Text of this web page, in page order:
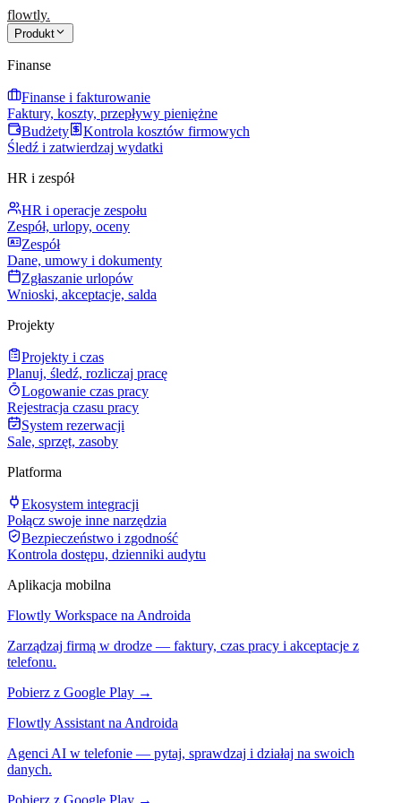
flowtly.
Produkt
Finanse
Finanse i fakturowanie
Faktury, koszty, przepływy pieniężne
Budżety
Kontrola kosztów firmowych
Śledź i zatwierdzaj wydatki
HR i zespół
HR i operacje zespołu
Zespół, urlopy, oceny
Zespół
Dane, umowy i dokumenty
Zgłaszanie urlopów
Wnioski, akceptacje, salda
Projekty
Projekty i czas
Planuj, śledź, rozliczaj pracę
Logowanie czas pracy
Rejestracja czasu pracy
System rezerwacji
Sale, sprzęt, zasoby
Platforma
Ekosystem integracji
Połącz swoje inne narzędzia
Bezpieczeństwo i zgodność
Kontrola dostępu, dzienniki audytu
Aplikacja mobilna
Flowtly Workspace na Androida
Zarządzaj firmą w drodze — faktury, czas pracy i akceptacje z
telefonu.
Pobierz z Google Play →
Flowtly Assistant na Androida
Agenci AI w telefonie — pytaj, sprawdzaj i działaj na swoich
danych.